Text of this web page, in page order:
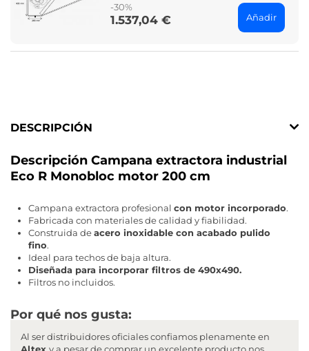
-30%
Price
1.537,04 € Añadir
DESCRIPCIÓN
Descripción Campana extractora industrial
Eco R Monobloc motor 200 cm
Campana extractora profesional con motor incorporado.
Fabricada con materiales de calidad y fiabilidad.
Construida deacero inoxidable con acabado pulido
fino.
Ideal para techos de baja altura.
Diseñada para incorporar filtros de 490x490.
Filtros no incluidos.
Por qué nos gusta:
Al ser distribuidores oficiales confiamos plenamente en